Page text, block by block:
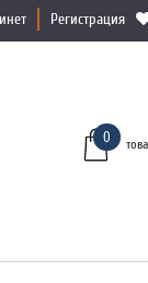
Регистрация
0